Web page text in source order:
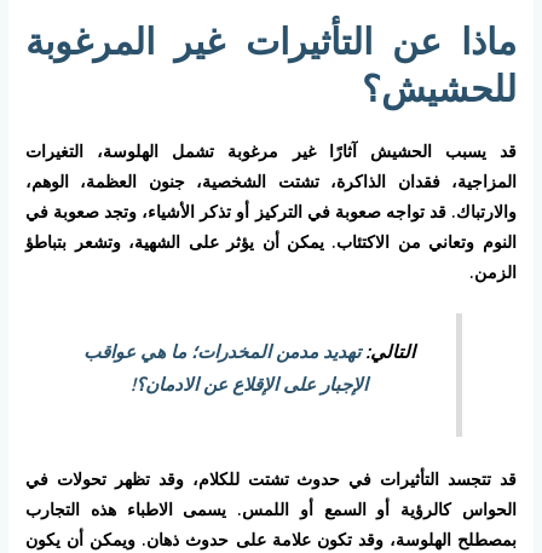
ماذا عن التأثيرات غير المرغوبة
للحشيش؟
قد يسبب الحشيش آثارًا غير مرغوبة تشمل الهلوسة، التغيرات
المزاجية، فقدان الذاكرة، تشتت الشخصية، جنون العظمة، الوهم،
والارتباك. قد تواجه صعوبة في التركيز أو تذكر الأشياء، وتجد صعوبة في
النوم وتعاني من الاكتئاب. يمكن أن يؤثر على الشهية، وتشعر بتباطؤ
الزمن.
التالي:تهديد مدمن المخدرات؛ ما هي عواقب
الإجبار على الإقلاع عن الادمان؟!
قد تتجسد التأثيرات في حدوث تشتت للكلام، وقد تظهر تحولات في
الحواس كالرؤية أو السمع أو اللمس. يسمى الاطباء هذه التجارب
بمصطلح الهلوسة، وقد تكون علامة على حدوث ذهان. ويمكن أن يكون